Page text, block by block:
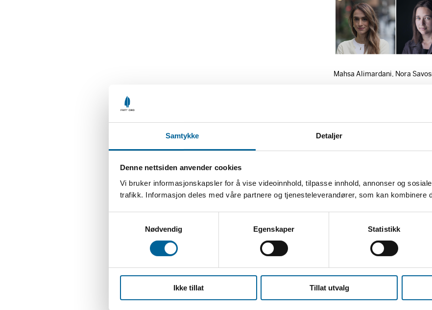
Samtykke Detaljer
Denne nettsiden anvender cookies
Vi bruker informasjonskapsler for å vise videoinnhold, tilpasse innhold, annonser og
trafikk. Informasjon deles med våre partnere og tjenesteleverandører, som kan kombinere
Nødvendig Egenskaper Statistikk
Ikke tillat Tillat utvalg
Mahsa Alimardani, Nora
08:30 Dørene åpnes.
09:05 – 09:30: Mahsa
09:45 – 10:15 Manisha
AI’ens tidsalder
Deltagere: